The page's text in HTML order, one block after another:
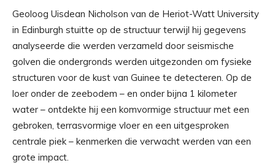
Geoloog Uisdean Nicholson van de Heriot-Watt University
in Edinburgh stuitte op de structuur terwijl hij gegevens
analyseerde die werden verzameld door seismische
golven die ondergronds werden uitgezonden om fysieke
structuren voor de kust van Guinee te detecteren. Op de
loer onder de zeebodem – en onder bijna 1 kilometer
water – ontdekte hij een komvormige structuur met een
gebroken, terrasvormige vloer en een uitgesproken
centrale piek – kenmerken die verwacht werden van een
grote impact.